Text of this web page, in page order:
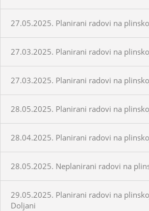
27.05.2025. Planirani radovi na
27.03.2025. Planirani radovi na
27.03.2025. Planirani radovi na
28.05.2025. Planirani radovi na
28.04.2025. Planirani radovi na
28.05.2025. Neplanirani radovi na
29.05.2025. Planirani radovi na
Doljani